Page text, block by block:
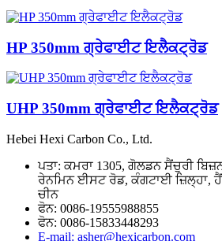
HP 350mm ਗ੍ਰੇਫਾਈਟ ਇਲੈਕਟ੍ਰੋਡ
UHP 350mm ਗ੍ਰੇਫਾਈਟ ਇਲੈਕਟ੍ਰੋਡ
Hebei Hexi Carbon Co., Ltd.
ਪਤਾ: ਕਮਰਾ 1305, ਗੋਲਡਨ ਸੈਂਚੁਰੀ
ਰੇਨਮਿਨ ਈਸਟ ਰੋਡ, ਕੰਗਟਾਈ ਜ਼ਿਲ੍ਹਾ,
ਚੀਨ
ਫੋਨ: 0086-19555988855
ਫੋਨ: 0086-15833448293
E-mail: asher@hexicarbon.com